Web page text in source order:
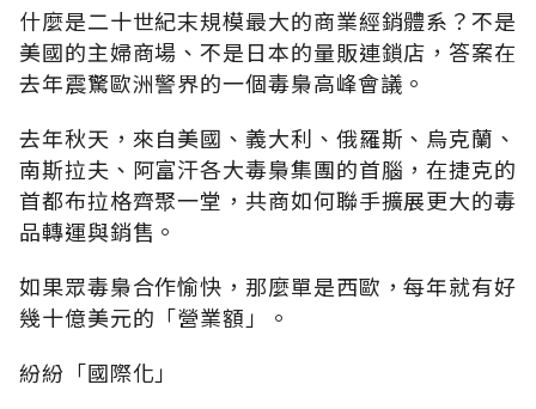
什麼是二十世紀末規模最大的商業經銷體系？不是
美國的主婦商場、不是日本的量販連鎖店，答案在
去年震驚歐洲警界的一個毒梟高峰會議。
去年秋天，來自美國、義大利、俄羅斯、烏克蘭、
南斯拉夫、阿富汗各大毒梟集團的首腦，在捷克的
首都布拉格齊聚一堂，共商如何聯手擴展更大的毒
品轉運與銷售。
如果眾毒梟合作愉快，那麼單是西歐，每年就有好
幾十億美元的「營業額」。
紛紛「國際化」